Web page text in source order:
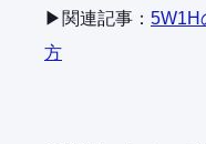
▶関連記事： 5W1H
方